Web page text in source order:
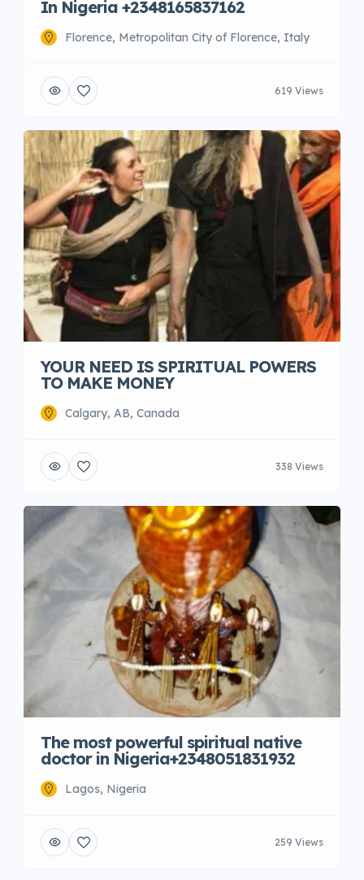
In Nigeria +2348165837162
Florence, Metropolitan City of Florence, Italy
619 Views
YOUR NEED IS SPIRITUAL POWERS
TO MAKE MONEY
Calgary, AB, Canada
338 Views
The most powerful spiritual native
doctor in Nigeria+2348051831932
Lagos, Nigeria
259 Views